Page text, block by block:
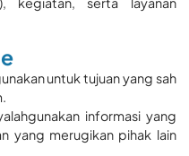
untuk tujuan yang sah
informasi yang
yang merugikan pihak lain